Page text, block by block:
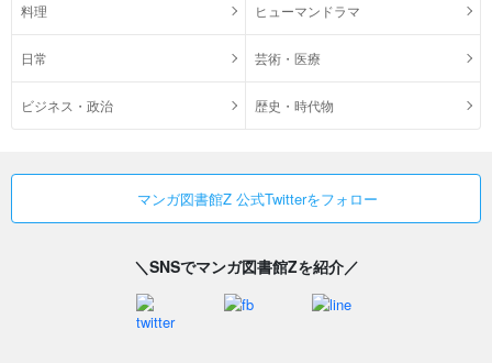
料理 ヒューマンドラマ
日常 芸術・医療
ビジネス・政治 歴史・時代物
マンガ図書館Z 公式Twitterをフォロー
＼SNSでマンガ図書館Zを紹介／